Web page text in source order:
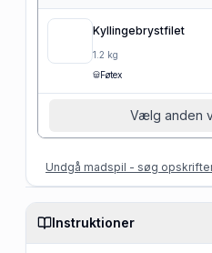
Kyllingebrystfilet
1.2 kg
Føtex
Vælg anden
Undgå madspil - søg
Instruktioner